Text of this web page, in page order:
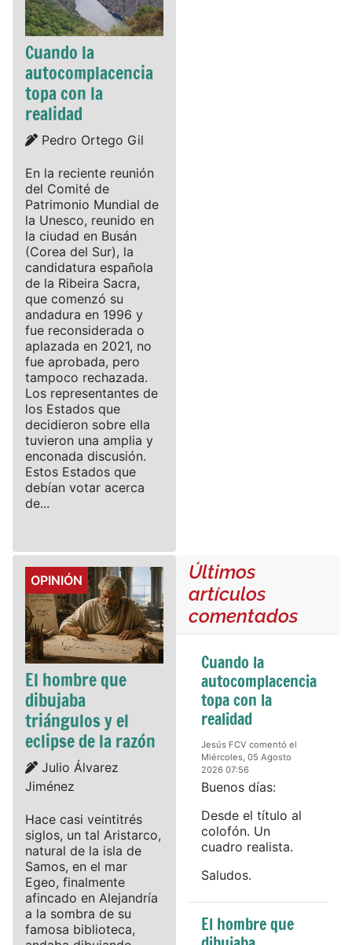
Cuando la
autocomplacencia
topa con la
realidad
Details
Pedro Ortego Gil
En la reciente reunión
del Comité de
Patrimonio Mundial de
la Unesco, reunido en
la ciudad en Busán
(Corea del Sur), la
candidatura española
de la Ribeira Sacra,
que comenzó su
andadura en 1996 y
fue reconsiderada o
aplazada en 2021, no
fue aprobada, pero
tampoco rechazada.
Los representantes de
los Estados que
decidieron sobre ella
tuvieron una amplia y
enconada discusión.
Estos Estados que
debían votar acerca
de...
Details
OPINIÓN
El hombre que
dibujaba
triángulos y el
eclipse de la razón
Details
Julio Álvarez
Jiménez
Hace casi veintitrés
siglos, un tal Aristarco,
natural de la isla de
Samos, en el mar
Egeo, finalmente
afincado en Alejandría
a la sombra de su
famosa biblioteca,
Últimos
artículos
comentados
Cuando la
autocomplacencia
topa con la
realidad
Jesús FCV comentó el
Miércoles, 05 Agosto
2026 07:56
Buenos días:
Desde el título al
colofón. Un
cuadro realista.
Saludos.
El hombre que